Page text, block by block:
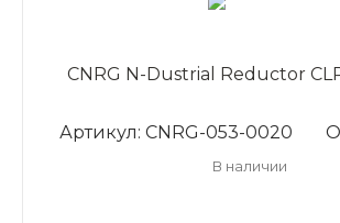
CNRG N-Dustrial Reductor
Артикул: CNRG-053-0020
В наличии